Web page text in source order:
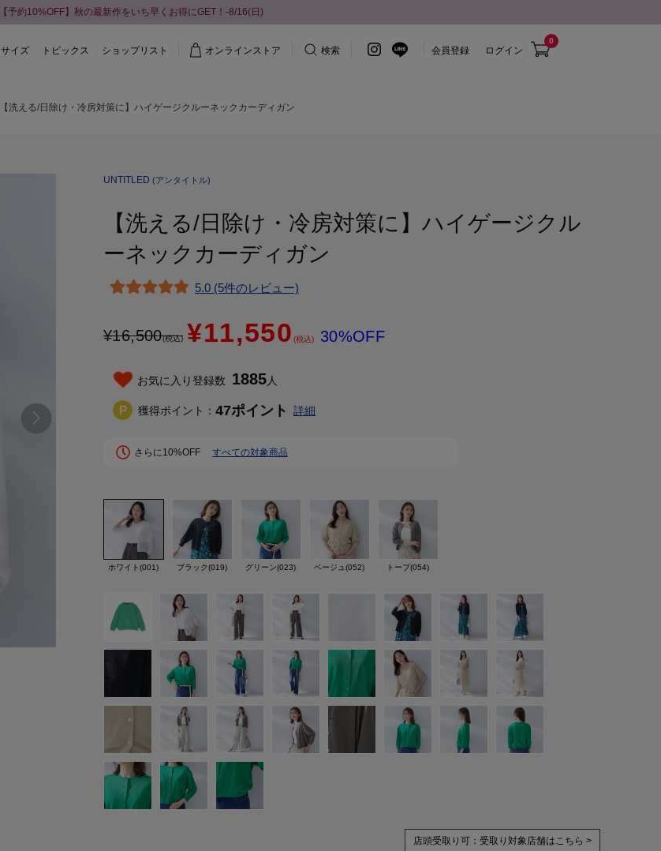
【予約10%OFF】秋の最新作をいち早くお得にGET！-8/16(日)
サイズ トピックス ショップリスト オンラインストア 検索 会員登録 ログイン
0
【洗える/日除け・冷房対策に】ハイゲージクルーネックカーディガン
UNTITLED (アンタイトル)
【洗える/日除け・冷房対策に】ハイゲージクル
ーネックカーディガン
5.0 (5件のレビュー)
¥16,500(税込) ¥11,550 (税込) 30%OFF
お気に入り登録数 1885人
獲得ポイント： 47ポイント 詳細
さらに10%OFF すべての対象商品
ホワイト(001) ブラック(019) グリーン(023) ベージュ(052) トープ(054)
店頭受取り可： 受取り対象店舗はこちら >